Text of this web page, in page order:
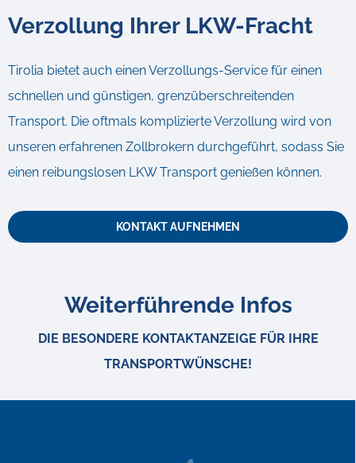
Verzollung Ihrer LKW-Fracht
Tirolia bietet auch einen Verzollungs-Service für einen
schnellen und günstigen, grenzüberschreitenden
Transport. Die oftmals komplizierte Verzollung wird von
unseren erfahrenen Zollbrokern durchgeführt, sodass Sie
einen reibungslosen LKW Transport genießen können.
KONTAKT AUFNEHMEN
Weiterführende Infos
DIE BESONDERE KONTAKTANZEIGE FÜR IHRE
TRANSPORTWÜNSCHE!